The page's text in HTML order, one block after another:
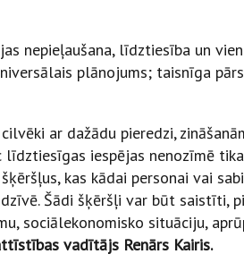
nepieļaušana, līdztiesība un
plānojums; taisnīga
ar dažādu pieredzi,
iespējas nenozīmē
kas kādai personai vai
Šādi šķēršļi var būt saistīti,
sociālekonomisko situāciju,
vadītājs Renārs Kairis.